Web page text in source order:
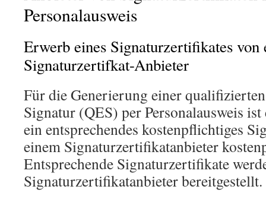
Personalausweis
Erwerb eines Signaturzertifikates von
Signaturzertifkat-Anbieter
Für die Generierung einer
Signatur (QES) per Personalausweis
ein entsprechendes kostenpflichtiges
einem Signaturzertifikatanbieter
Entsprechende Signaturzertifikate
Signaturzertifikatanbieter bereitgestellt.